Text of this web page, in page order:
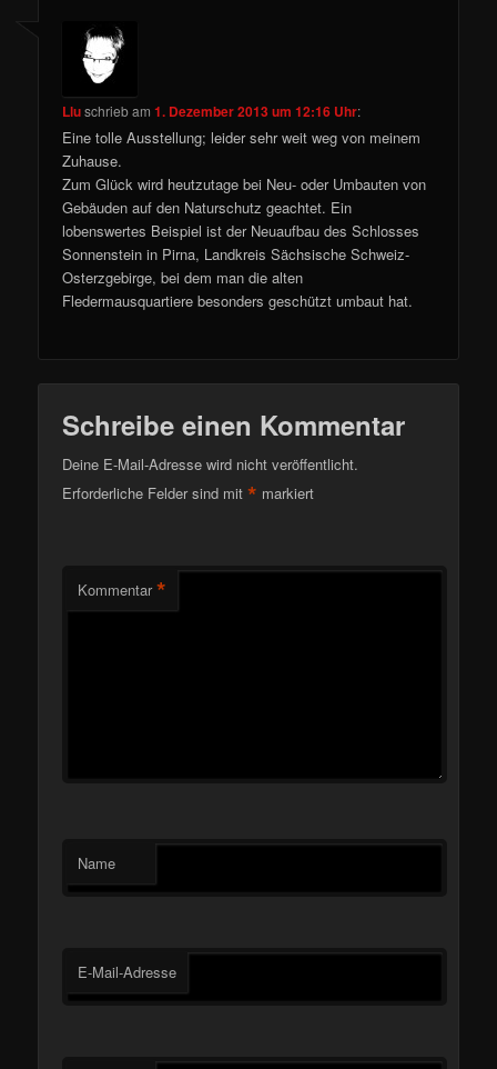
Lluschriebam1. Dezember 2013 um 12:16 Uhr:
Eine tolle Ausstellung; leider sehr weit weg von meinem
Zuhause.
Zum Glück wird heutzutage bei Neu- oder Umbauten von
Gebäuden auf den Naturschutz geachtet. Ein
lobenswertes Beispiel ist der Neuaufbau des Schlosses
Sonnenstein in Pirna, Landkreis Sächsische Schweiz-
Osterzgebirge, bei dem man die alten
Fledermausquartiere besonders geschützt umbaut hat.
Schreibe einen Kommentar
Deine E-Mail-Adresse wird nicht veröffentlicht.
Erforderliche Felder sind mit* markiert
Kommentar *
Name
E-Mail-Adresse